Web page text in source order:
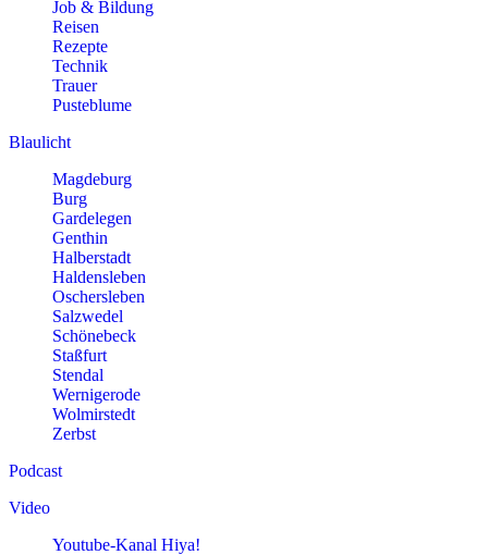
Job & Bildung
Reisen
Rezepte
Technik
Trauer
Pusteblume
Blaulicht
Magdeburg
Burg
Gardelegen
Genthin
Halberstadt
Haldensleben
Oschersleben
Salzwedel
Schönebeck
Staßfurt
Stendal
Wernigerode
Wolmirstedt
Zerbst
Podcast
Video
Youtube-Kanal Hiya!